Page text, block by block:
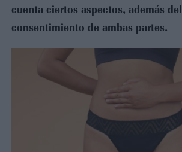
cuenta ciertos aspectos, además del
consentimiento de ambas partes.